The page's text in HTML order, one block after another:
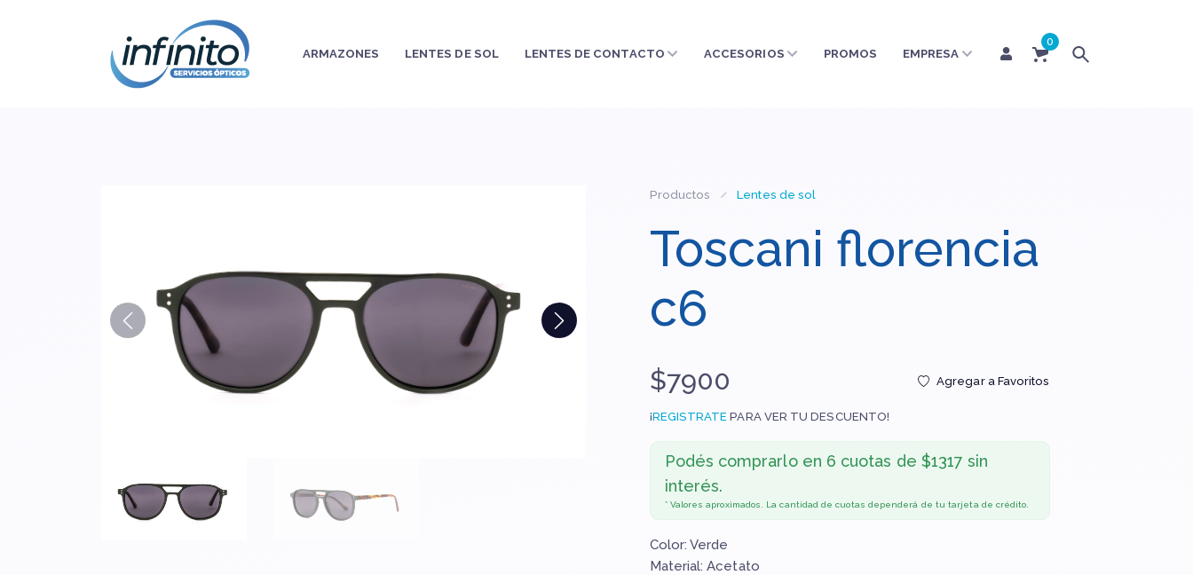
0
ARMAZONES
LENTES DE SOL LENTES DE CONTACTO ACCESORIOS PROMOS EMPRESA
Productos Lentes de sol
Toscani florencia
c6
$7900 Agregar a Favoritos
¡REGISTRATE PARA VER TU DESCUENTO!
Podés comprarlo en 6 cuotas de $1317 sin
interés.
* Valores aproximados. La cantidad de cuotas dependerá de tu tarjeta de crédito.
Color: Verde
Material: Acetato